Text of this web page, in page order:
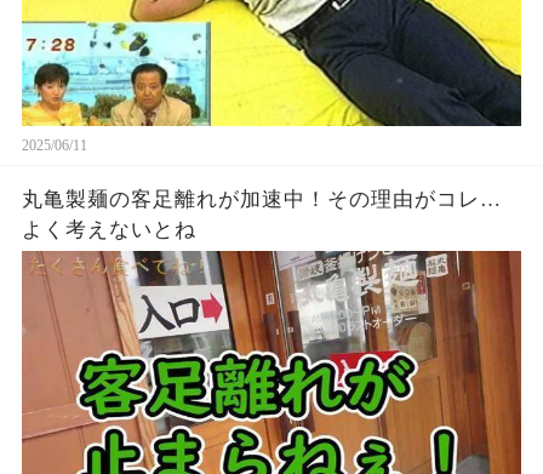
2025/06/11
丸亀製麺の客足離れが加速中！その理由がコレ…
よく考えないとね